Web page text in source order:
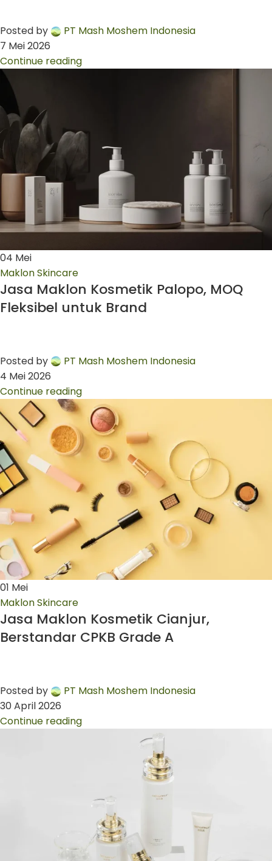
Posted by
PT Mash Moshem Indonesia
7 Mei 2026
Continue reading
04 Mei
Maklon Skincare
Jasa Maklon Kosmetik Palopo, MOQ
Fleksibel untuk Brand
Posted by
PT Mash Moshem Indonesia
4 Mei 2026
Continue reading
01 Mei
Maklon Skincare
Jasa Maklon Kosmetik Cianjur,
Berstandar CPKB Grade A
Posted by
PT Mash Moshem Indonesia
30 April 2026
Continue reading